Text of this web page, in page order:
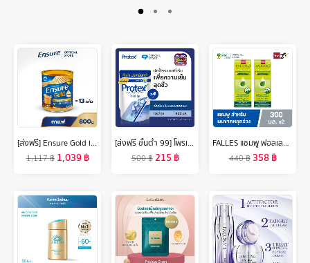
[ส่งฟรี] Ensure Gold เอนชัวร์ โกลด์ กลิ่นกาแฟ 800g 1 กระป๋อง Ensure Gold Coffee 800g x1
1,117฿ 1,039฿
[ส่งฟรี ขั้นต่ำ 99] โพรเทคส์ ไอซ์ซี่ คูล ถุงเติม 400 มล. รวม 4 ถุง ให้ความรู้สึกเย็นสดชื่นสุดขั้ว (เจลอาบน้ำ, สบู่อาบน้ำ) Protex Icy Cool Refill 400ml Total 4 Bags For the Power of Cooliness (Shower Gel, Body Wash)
500฿215 ฿
FALLES แชมพู ฟอลเลส สูตรผมหนานุ่มแข็งแรง 300 มล 2 ขวด
440฿ 358฿